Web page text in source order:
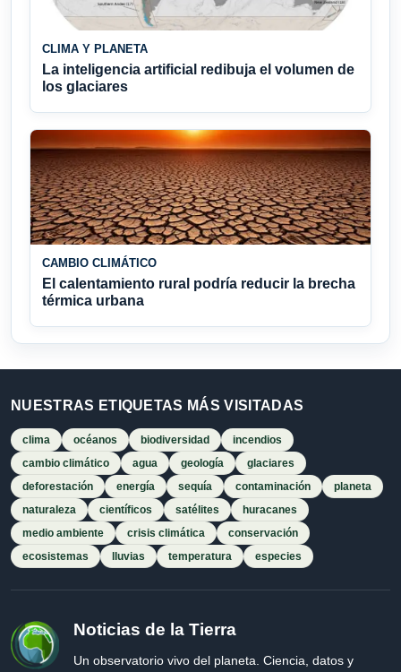
CLIMA Y PLANETA
La inteligencia artificial redibuja el volumen de
los glaciares
CAMBIO CLIMÁTICO
El calentamiento rural podría reducir la brecha
térmica urbana
NUESTRAS ETIQUETAS MÁS VISITADAS
clima océanos biodiversidad
incendios
cambio climático
agua geología
glaciares
deforestación
energía sequía contaminación
planeta
naturaleza
científicos satélites
huracanes
medio ambiente
crisis climática
conservación
ecosistemas
lluvias temperatura especies
Noticias de la Tierra
Un observatorio vivo del planeta. Ciencia, datos y